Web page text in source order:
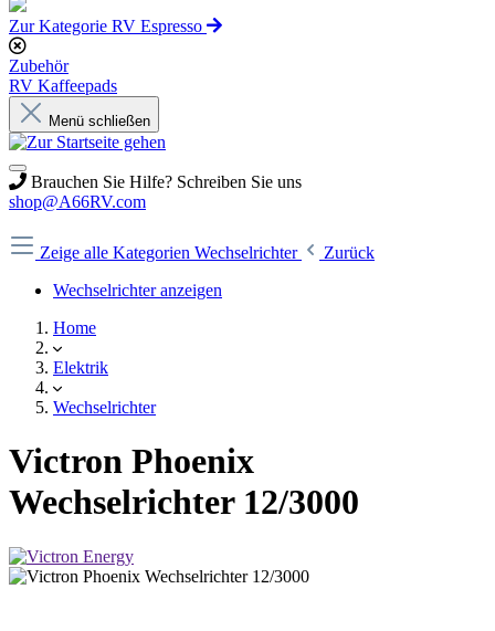
Zur Kategorie RV Espresso
Zubehör
RV Kaffeepads
Menü schließen
Brauchen Sie Hilfe? Schreiben Sie uns
shop@A66RV.com
Zeige alle Kategorien Wechselrichter
Zurück
Wechselrichter anzeigen
Home
Elektrik
Wechselrichter
Victron Phoenix
Wechselrichter 12/3000